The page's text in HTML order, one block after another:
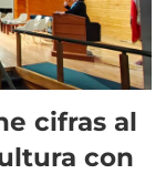
cifras al
con